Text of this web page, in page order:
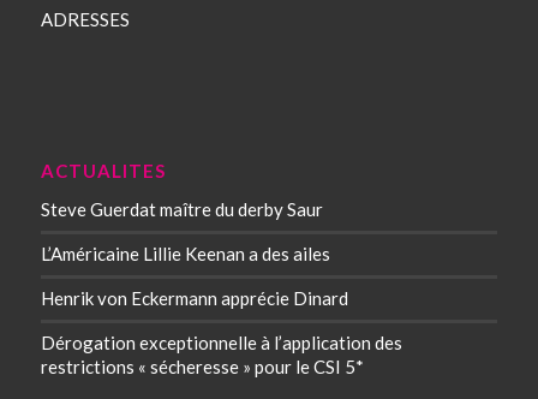
ADRESSES
ACTUALITES
Steve Guerdat maître du derby Saur
L’Américaine Lillie Keenan a des ailes
Henrik von Eckermann apprécie Dinard
Dérogation exceptionnelle à l’application des
restrictions « sécheresse » pour le CSI 5*